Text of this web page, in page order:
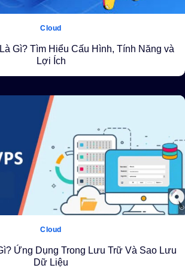
Cloud
Gì? Tìm Hiểu Cấu Hình, Tính Năng và
Lợi Ích
Cloud
Ứng Dụng Trong Lưu Trữ Và Sao Lưu
Dữ Liệu